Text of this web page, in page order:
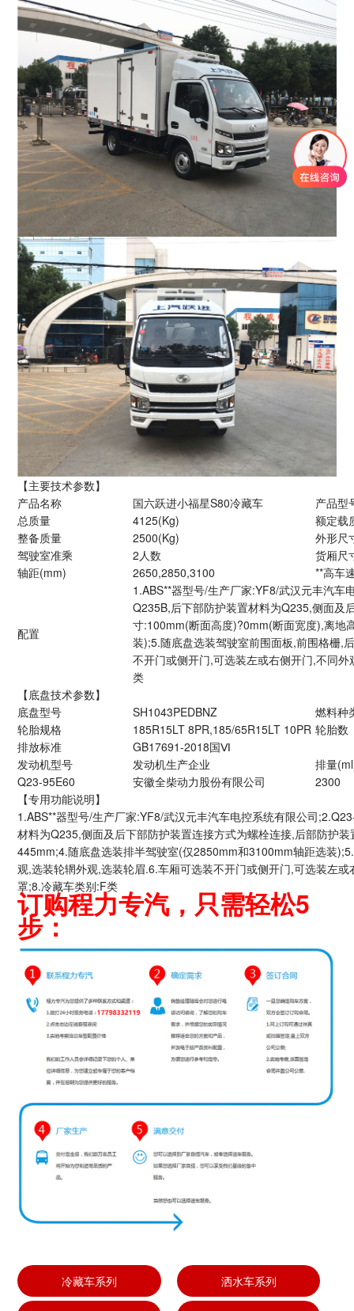
【主要技术参数】
产品名称
国六跃进小福星S80冷藏车
产品型
总质量
4125(Kg)
额定载
整备质量
2500(Kg)
外形尺
驾驶室准乘
2人数
货厢尺
轴距(mm)
2650,2850,3100 **高车
配置
1.ABS**器型号/生产厂家:YF8/武汉元丰汽
Q235B,后下部防护装置材料为Q235,侧面及
寸:100mm(断面高度)?0mm(断面宽度),离地
装);5.随底盘选装驾驶室前围面板,前围格栅,
不开门或侧开门,可选装左或右侧开门,不同
类
【底盘技术参数】
底盘型号
SH1043PEDBNZ
燃料种
轮胎规格
185R15LT 8PR,185/65R15LT 10PR 轮胎数
排放标准
GB17691-2018国Ⅵ
发动机型号
发动机生产企业
排量
Q23-95E60
安徽全柴动力股份有限公司
2300
【专用功能说明】
1.ABS**器型号/生产厂家:YF8/武汉元丰汽车电控系统有限公司
材料为Q235,侧面及后下部防护装置连接方式为螺栓连接,后部防护
445mm;4.随底盘选装排半驾驶室(仅2850mm和3100mm轴距选装
观,选装轮辋外观,选装轮眉.6.车厢可选装不开门或侧开门,可选装左
罩;8.冷藏车类别:F类
订购程力专汽，只需轻松5
步：
冷藏车系列 洒水车系列